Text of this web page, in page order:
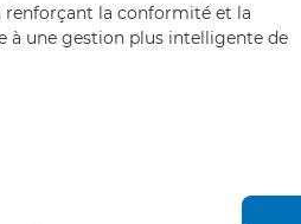
la conformité et la
à une gestion plus intelligente de